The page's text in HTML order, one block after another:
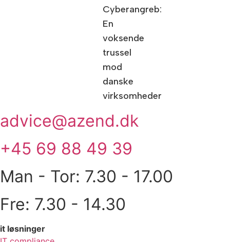
Cyberangreb:
En
voksende
trussel
mod
danske
virksomheder
advice@azend.dk
+45 69 88 49 39
Man - Tor: 7.30 - 17.00
Fre: 7.30 - 14.30
it løsninger